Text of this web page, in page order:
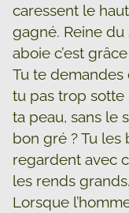
caressent le
gagné. Reine du
aboie c’est
Tu te demandes
tu pas trop sotte
ta peau, sans le
bon gré ? Tu les
regardent avec
les rends
Lorsque